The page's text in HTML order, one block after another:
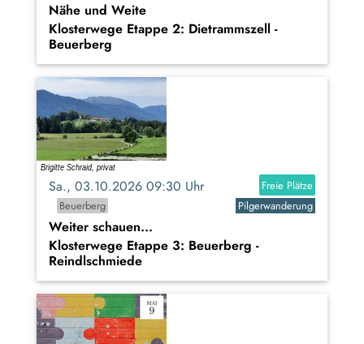
Nähe und Weite
Klosterwege Etappe 2: Dietrammszell -
Beuerberg
Sa., 03.10.2026 09:30 Uhr
Freie Plätze
Beuerberg
Pilgerwanderung
Weiter schauen...
Klosterwege Etappe 3: Beuerberg -
Reindlschmiede